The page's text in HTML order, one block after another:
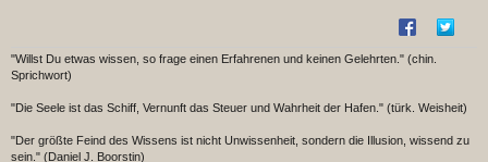
"Willst Du etwas wissen, so frage einen Erfahrenen und keinen Gelehrten." (chin.
Sprichwort)
"Die Seele ist das Schiff, Vernunft das Steuer und Wahrheit der Hafen." (türk. Weisheit)
"Der größte Feind des Wissens ist nicht Unwissenheit, sondern die Illusion, wissend zu
sein." (Daniel J. Boorstin)